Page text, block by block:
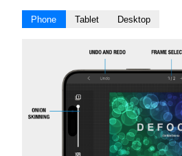
Phone Tablet Desktop